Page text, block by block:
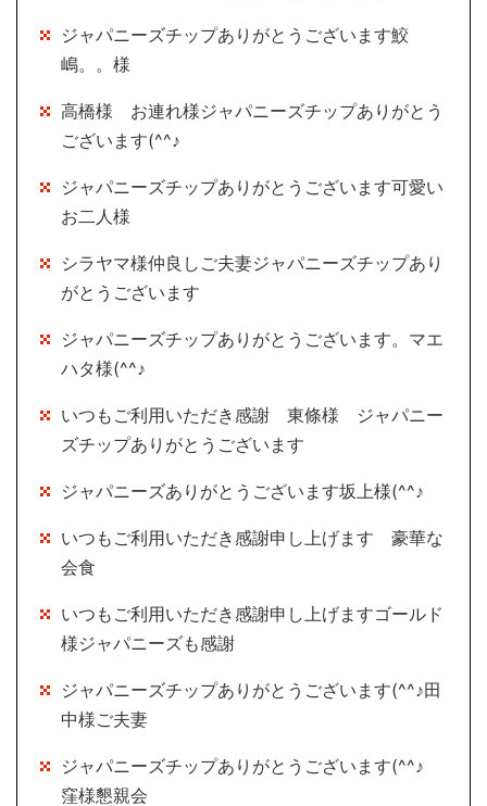
ジャパニーズチップありがとうございます鮫
嶋。。様
高橋様 お連れ様ジャパニーズチップありがとう
ございます(^^♪
ジャパニーズチップありがとうございます可愛い
お二人様
シラヤマ様仲良しご夫妻ジャパニーズチップあり
がとうございます
ジャパニーズチップありがとうございます。マエ
ハタ様(^^♪
いつもご利用いただき感謝 東條様 ジャパニー
ズチップありがとうございます
ジャパニーズありがとうございます坂上様(^^♪
いつもご利用いただき感謝申し上げます 豪華な
会食
いつもご利用いただき感謝申し上げますゴールド
様ジャパニーズも感謝
ジャパニーズチップありがとうございます(^^♪田
中様ご夫妻
ジャパニーズチップありがとうございます(^^♪
窪様懇親会